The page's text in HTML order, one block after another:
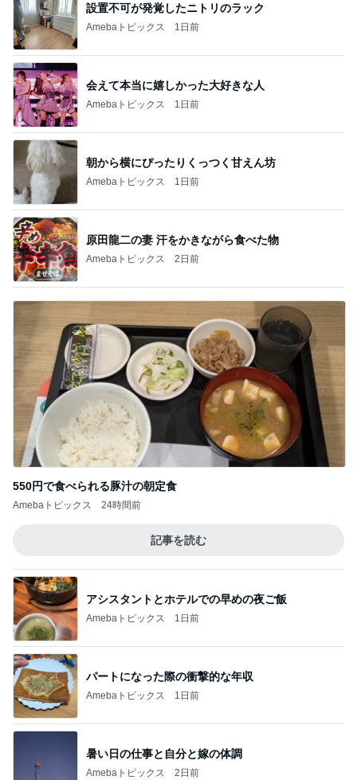
設置不可が発覚したニトリのラック
Amebaトピックス 1日前
会えて本当に嬉しかった大好きな人
Amebaトピックス 1日前
朝から横にぴったりくっつく甘えん坊
Amebaトピックス 1日前
原田龍二の妻 汗をかきながら食べた物
Amebaトピックス 2日前
550円で食べられる豚汁の朝定食
Amebaトピックス 24時間前
記事を読む
アシスタントとホテルでの早めの夜ご飯
Amebaトピックス 1日前
パートになった際の衝撃的な年収
Amebaトピックス 1日前
暑い日の仕事と自分と嫁の体調
Amebaトピックス 2日前